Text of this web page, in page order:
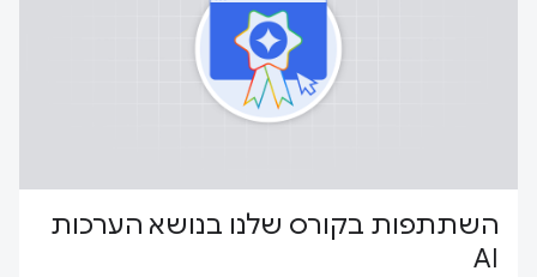
השתתפות בקורס שלנו בנושא הערכות
AI